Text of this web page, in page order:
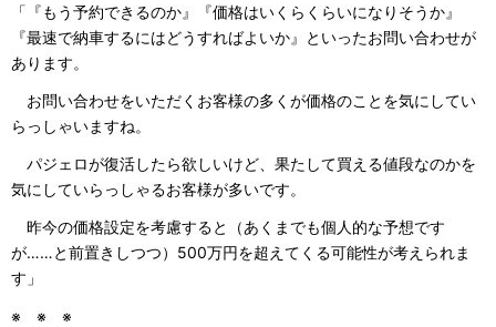
「『もう予約できるのか』『価格はいくらくらいになりそうか』
『最速で納車するにはどうすればよいか』といったお問い合わせが
あります。
お問い合わせをいただくお客様の多くが価格のことを気にしてい
らっしゃいますね。
パジェロが復活したら欲しいけど、果たして買える値段なのかを
気にしていらっしゃるお客様が多いです。
昨今の価格設定を考慮すると（あくまでも個人的な予想です
が……と前置きしつつ）500万円を超えてくる可能性が考えられま
す」
※ ※ ※